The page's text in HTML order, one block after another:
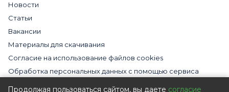
Новости
Статьи
Вакансии
Материалы для скачивания
Cогласие на использование файлов cookies
Обработка персональных данных с помощью сервиса
«Яндекс.Метрика»
Продолжая пользоваться сайтом, вы даете согласие